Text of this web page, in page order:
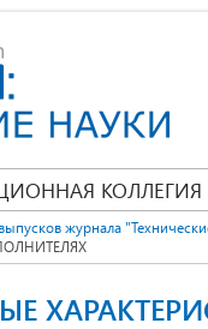
КОЛЛЕГИЯ
журнала